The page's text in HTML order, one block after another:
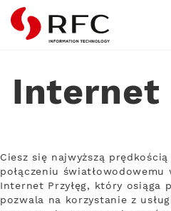
RFC
Internet
Ciesz się najwyższą
połączeniu światłowodowemu
Internet Przyłęg, który osiąga
pozwala na korzystanie z